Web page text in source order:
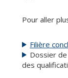
Pour aller
Filière
Dossier
des